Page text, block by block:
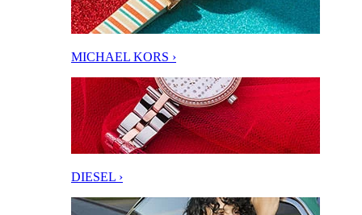
MICHAEL KORS ›
DIESEL ›